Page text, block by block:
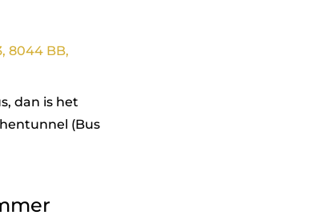
8044 BB,
dan is het
(Bus